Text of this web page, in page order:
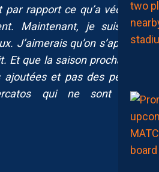
par rapport ce qu’a vécu le
Maintenant, je suis un
J’aimerais qu’on s’appuie
Et que la saison prochaine,
et pas des pertes
qui ne sont pas